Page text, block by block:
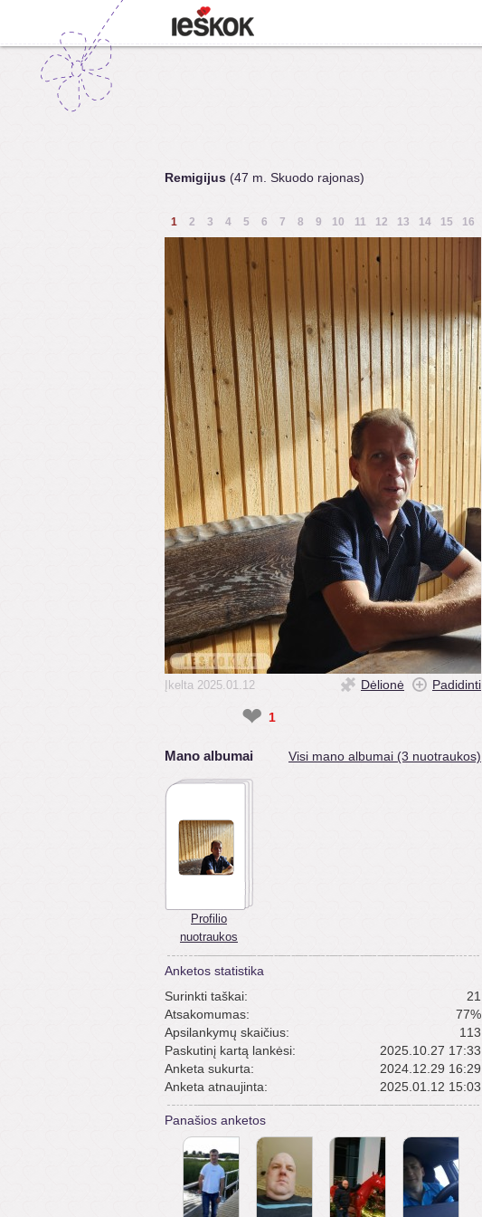
Remigijus (47 m. Skuodo rajonas)
1 2 3 4 5 6 7 8 9 10 11 12 13 14 15 16
Įkelta 2025.01.12 Dėlionė Padidinti
❤ 1
Mano albumai Visi mano albumai (3 nuotraukos)
Profilio
nuotraukos
Anketos statistika
Surinkti taškai:
21
Atsakomumas:
77%
Apsilankymų skaičius:
113
Paskutinį kartą lankėsi:
2025.10.27 17:33
Anketa sukurta:
2024.12.29 16:29
Anketa atnaujinta:
2025.01.12 15:03
Panašios anketos